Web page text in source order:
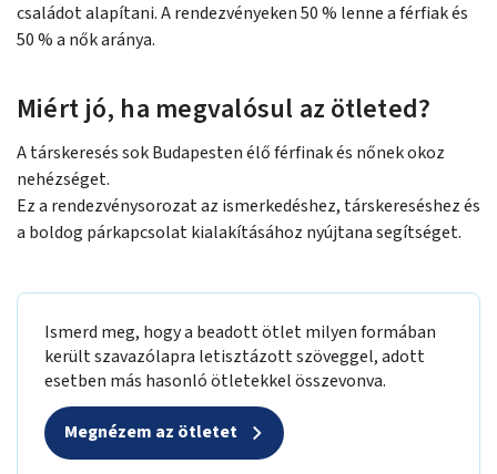
családot alapítani. A rendezvényeken 50 % lenne a férfiak és
50 % a nők aránya.
Miért jó, ha megvalósul az ötleted?
A társkeresés sok Budapesten élő férfinak és nőnek okoz
nehézséget.
Ez a rendezvénysorozat az ismerkedéshez, társkereséshez és
a boldog párkapcsolat kialakításához nyújtana segítséget.
Ismerd meg, hogy a beadott ötlet milyen formában
került szavazólapra letisztázott szöveggel, adott
esetben más hasonló ötletekkel összevonva.
Megnézem az ötletet